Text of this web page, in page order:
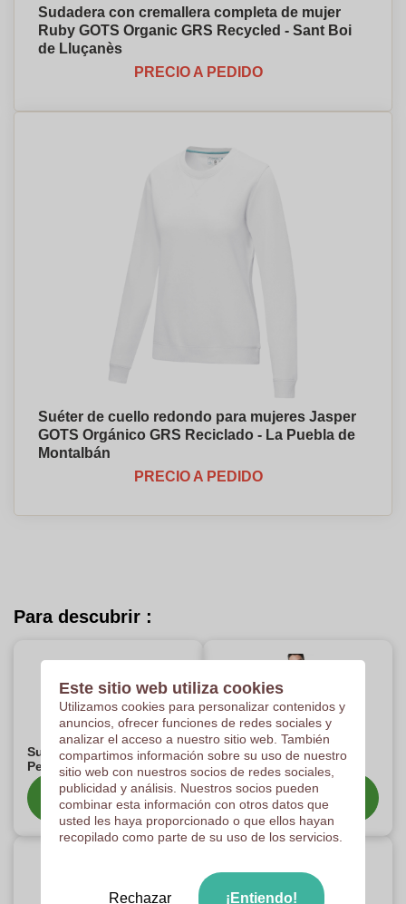
Sudadera con cremallera completa de mujer
Ruby GOTS Organic GRS Recycled - Sant Boi
de Lluçanès
PRECIO A PEDIDO
Suéter de cuello redondo para mujeres Jasper
GOTS Orgánico GRS Reciclado - La Puebla de
Montalbán
PRECIO A PEDIDO
Para descubrir :
Sudaderas Infantiles
Personalizadas
Categoría de
espectáculos
Sudaderas Hombre
Personalizadas
Categoría de
espectáculos
Este sitio web utiliza cookies
Utilizamos cookies para personalizar contenidos y
anuncios, ofrecer funciones de redes sociales y
analizar el acceso a nuestro sitio web. También
compartimos información sobre su uso de nuestro
sitio web con nuestros socios de redes sociales,
publicidad y análisis. Nuestros socios pueden
combinar esta información con otros datos que
usted les haya proporcionado o que ellos hayan
recopilado como parte de su uso de los servicios.
Rechazar ¡Entiendo!